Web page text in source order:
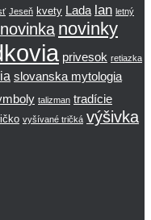
Jeseň kvety Lada lan letný
novinka novinky
privesok retiazka
slovanska mytologia
talizman tradície
vyšívané tričká výšivka